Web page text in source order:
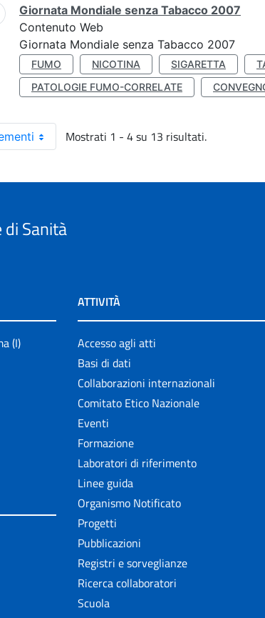
Giornata Mondiale senza Tabacco 2007
Contenuto Web
Giornata Mondiale senza Tabacco 2007
FUMO NICOTINA SIGARETTA
PATOLOGIE FUMO-CORRELATE
Mostrati 1 - 4 su 13 risultati.
Sanità
(I)
ATTIVITÀ
Accesso agli atti
Basi di dati
Collaborazioni internazionali
Comitato Etico Nazionale
Eventi
Formazione
Laboratori di riferimento
Linee guida
Organismo Notificato
Progetti
Pubblicazioni
Registri e sorveglianze
Ricerca collaboratori
Scuola